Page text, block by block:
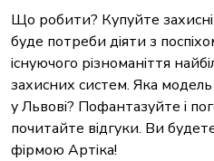
Що робити? Купуйте
буде потреби діяти з
існуючого різноманіття
захисних систем. Яка модель
у Львові? Пофантазуйте і
почитайте відгуки. Ви
фірмою Артіка!